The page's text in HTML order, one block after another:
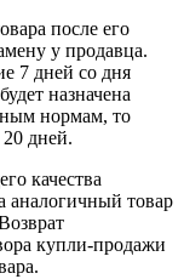
после его
у продавца.
7 дней со дня
назначена
нормам, то
дней.
качества
аналогичный товар
купли-продажи